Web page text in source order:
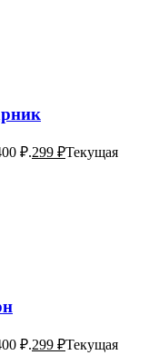
₽.299 ₽Текущая
₽.299 ₽Текущая